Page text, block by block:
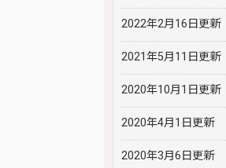
2022年2月16日更新
2021年5月11日更新
2020年10月1日更新
2020年4月1日更新
2020年3月6日更新